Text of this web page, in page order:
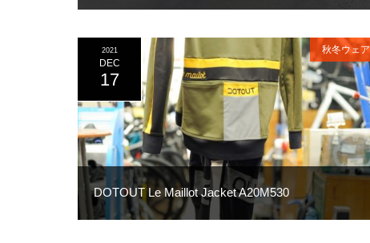
DOTOUT Le Maillot Jacket A20M530
2021
DEC
17
秋冬ウェア